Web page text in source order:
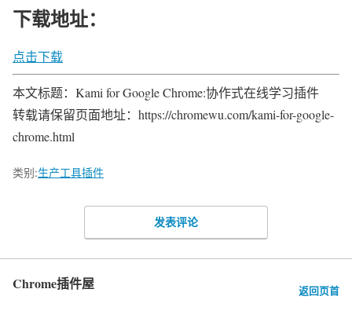
下载地址：
点击下载
本文标题：Kami for Google Chrome:协作式在线学习插件
转载请保留页面地址：https://chromewu.com/kami-for-google-
chrome.html
类别:生产工具插件
发表评论
Chrome插件屋 返回页首